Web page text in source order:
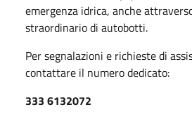
emergenza idrica, anche
straordinario di autobotti.
Per segnalazioni e richieste di
contattare il numero dedicato:
333 6132072